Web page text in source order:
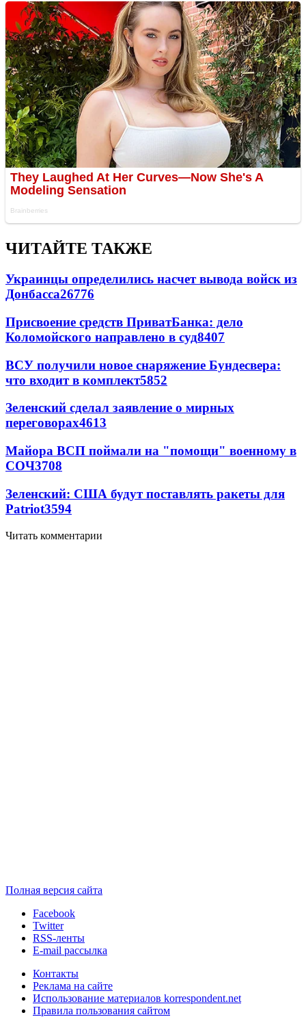
ЧИТАЙТЕ ТАКЖЕ
Украинцы определились насчет вывода войск из
Донбасса26776
Присвоение средств ПриватБанка: дело
Коломойского направлено в суд8407
ВСУ получили новое снаряжение Бундесвера:
что входит в комплект5852
Зеленский сделал заявление о мирных
переговорах4613
Майора ВСП поймали на "помощи" военному в
СОЧ3708
Зеленский: США будут поставлять ракеты для
Patriot3594
Читать комментарии
Полная версия сайта
Facebook
Twitter
RSS-ленты
E-mail рассылка
Контакты
Реклама на сайте
Использование материалов korrespondent.net
Правила пользования сайтом